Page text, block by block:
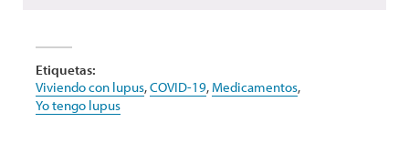
Etiquetas:
Viviendo con lupus,COVID-19, Medicamentos,
Yo tengo lupus